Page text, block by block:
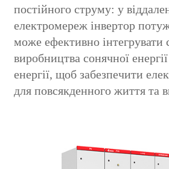
постійного струму: у
електромереж інвертор
може ефективно інтегрувати
виробництва сонячної
енергії, щоб забезпечити
для повсякденного життя та